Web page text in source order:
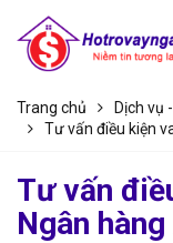
Trang chủ Dịch vụ
Tư vấn điều kiện
Tư vấn
Ngân